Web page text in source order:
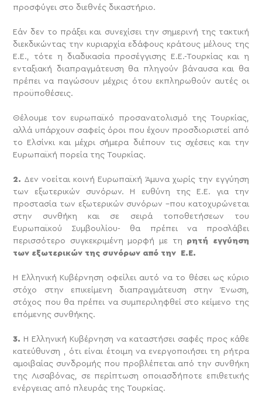
προσφύγει στο διεθνές δικαστήριο.
Εάν δεν το πράξει και συνεχίσει την σημερινή της τακτική
διεκδικώντας την κυριαρχία εδάφους κράτους μέλους της
Ε.Ε., τότε η διαδικασία προσέγγισης Ε.Ε.-Τουρκίας και η
ενταξιακή διαπραγμάτευση θα πληγούν βάναυσα και θα
πρέπει να παγώσουν μέχρις ότου εκπληρωθούν αυτές οι
προϋποθέσεις.
Θέλουμε τον ευρωπαϊκό προσανατολισμό της Τουρκίας,
αλλά υπάρχουν σαφείς όροι που έχουν προσδιοριστεί από
το Ελσίνκι και μέχρι σήμερα διέπουν τις σχέσεις και την
Ευρωπαϊκή πορεία της Τουρκίας.
2. Δεν νοείται κοινή Ευρωπαϊκή Άμυνα χωρίς την εγγύηση
των εξωτερικών συνόρων. Η ευθύνη της Ε.Ε. για την
προστασία των εξωτερικών συνόρων –που κατοχυρώνεται
στην συνθήκη και σε σειρά τοποθετήσεων του
Ευρωπαϊκού Συμβουλίου- θα πρέπει να προσλάβει
περισσότερο συγκεκριμένη μορφή με τη ρητή εγγύηση
των εξωτερικών της συνόρων από την Ε.Ε.
Η Ελληνική Κυβέρνηση οφείλει αυτό να το θέσει ως κύριο
στόχο στην επικείμενη διαπραγμάτευση στην Ένωση,
στόχος που θα πρέπει να συμπεριληφθεί στο κείμενο της
επόμενης συνθήκης.
3. Η Ελληνική Κυβέρνηση να καταστήσει σαφές προς κάθε
κατεύθυνση , ότι είναι έτοιμη να ενεργοποιήσει τη ρήτρα
αμοιβαίας συνδρομής που προβλέπεται από την συνθήκη
της Λισαβόνας, σε περίπτωση οποιασδήποτε επιθετικής
ενέργειας από πλευράς της Τουρκίας.